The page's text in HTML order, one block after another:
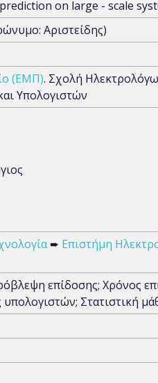
on large - scale
Αριστείδης)
(ΕΜΠ). Σχολή
Υπολογιστών
➨ Επιστήμη
επίδοσης; Χρόνος
υπολογιστών; Στατιστική